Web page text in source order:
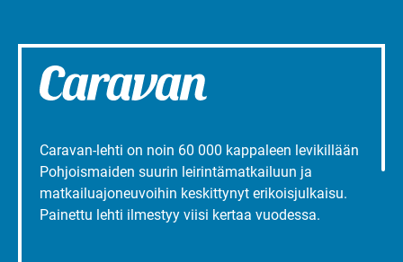
Caravan-lehti on noin 60 000 kappaleen levikillään
Pohjoismaiden suurin leirintämatkailuun ja
matkailuajoneuvoihin keskittynyt erikoisjulkaisu.
Painettu lehti ilmestyy viisi kertaa vuodessa.